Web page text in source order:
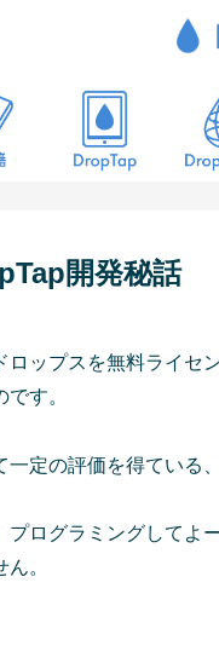
開発秘話
ップスを無料ライセ
す。
定の評価を得ている
ログラミングしてよー
。